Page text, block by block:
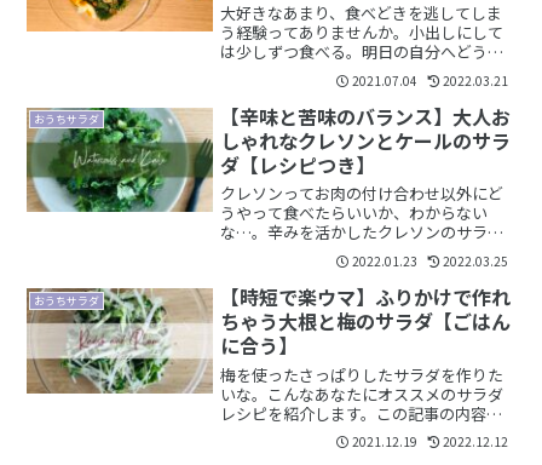
大好きなあまり、食べどきを逃してしま
う経験ってありませんか。小出しにして
は少しずつ食べる。明日の自分へどうぞ
と、取り分は冷蔵庫へ。そして気づけば
しんなりとして弱ってしまうのです。日
が経ったカーリーケール。ハリがなくな
ってしまいました。しゅん...
2021.07.04 2022.03.21
おうちサラダ
【辛味と苦味のバランス】大人お
しゃれなクレソンとケールのサラ
ダ【レシピつき】
クレソンってお肉の付け合わせ以外にど
うやって食べたらいいか、わからない
な…。辛みを活かしたクレソンのサラダ
って作れるかな？こんな方のためにサラ
ダレシピをご紹介します。この記事の内
容クレソンサラダのレシピができたきっ
かけクレソンを使ったサラダ...
2022.01.23 2022.03.25
おうちサラダ
【時短で楽ウマ】ふりかけで作れ
ちゃう大根と梅のサラダ【ごはん
に合う】
梅を使ったさっぱりしたサラダを作りた
いな。こんなあなたにオススメのサラダ
レシピを紹介します。この記事の内容大
根と梅のサラダレシピ大根と梅のサラダ
作り方のコツナビするのは、サラダに夢
2021.12.19 2022.12.12